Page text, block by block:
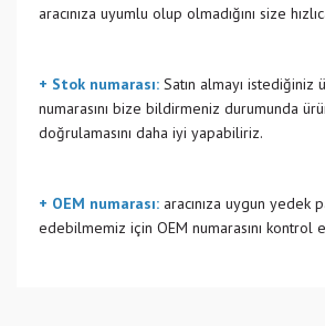
aracınıza uyumlu olup olmadığını size
+ Stok numarası: Satın almayı istediğiniz
numarasını bize bildirmeniz durumunda
doğrulamasını daha iyi yapabiliriz.
+ OEM numarası: aracınıza uygun yedek
edebilmemiz için OEM numarasını kontrol